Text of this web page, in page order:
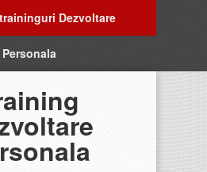
Dezvoltare
Personala